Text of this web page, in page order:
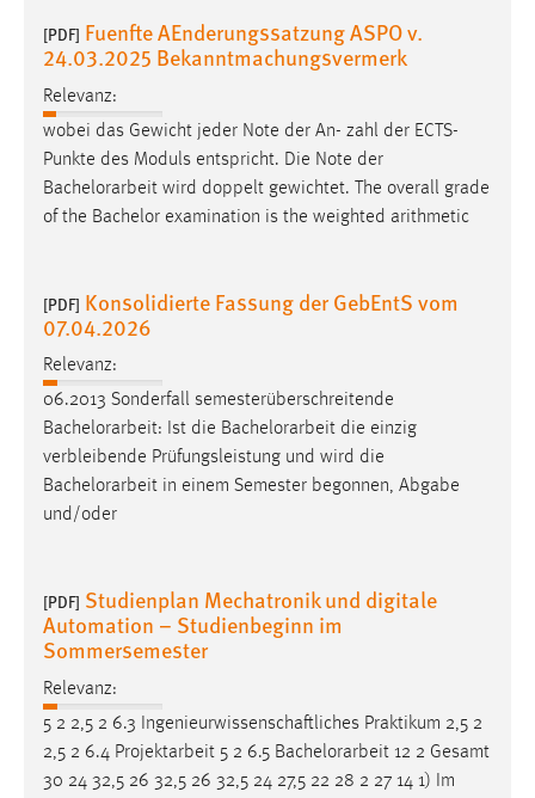
[PDF] Fuenfte AEnderungssatzung ASPO v.
24.03.2025 Bekanntmachungsvermerk
Relevanz:
wobei das Gewicht jeder Note der An- zahl der ECTS-
Punkte des Moduls entspricht. Die Note der
Bachelorarbeit wird doppelt gewichtet. The overall grade
of the Bachelor examination is the weighted arithmetic
[PDF] Konsolidierte Fassung der GebEntS vom
07.04.2026
Relevanz:
06.2013 Sonderfall semesterüberschreitende
Bachelorarbeit: Ist die Bachelorarbeit die einzig
verbleibende Prüfungsleistung und wird die
Bachelorarbeit in einem Semester begonnen, Abgabe
und/oder
[PDF] Studienplan Mechatronik und digitale
Automation – Studienbeginn im
Sommersemester
Relevanz:
5 2 2,5 2 6.3 Ingenieurwissenschaftliches Praktikum 2,5 2
2,5 2 6.4 Projektarbeit 5 2 6.5 Bachelorarbeit 12 2 Gesamt
30 24 32,5 26 32,5 26 32,5 24 27,5 22 28 2 27 14 1) Im